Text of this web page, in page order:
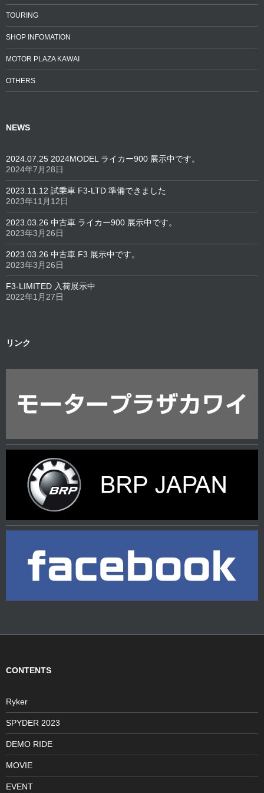
TOURING
SHOP INFOMATION
MOTOR PLAZA KAWAI
OTHERS
NEWS
2024.07.25 2024MODEL ライカー900 展示中です。
2024年7月28日
2023.11.12 試乗車 F3-LTD 準備できました
2023年11月12日
2023.03.26 中古車 ライカー900 展示中です。
2023年3月26日
2023.03.26 中古車 F3 展示中です。
2023年3月26日
F3-LIMITED 入荷展示中
2022年1月27日
リンク
CONTENTS
Ryker
SPYDER 2023
DEMO RIDE
MOVIE
EVENT